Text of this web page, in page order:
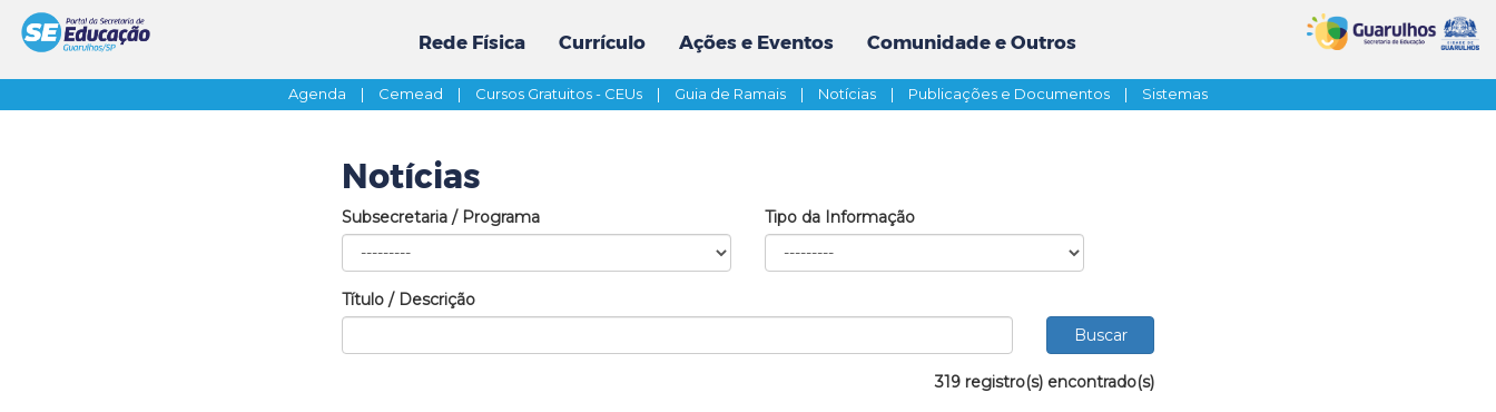
Rede Física Currículo Ações e Eventos Comunidade e Outros
Agenda | Cemead | Cursos Gratuitos - CEUs | Guia de Ramais | Notícias | Publicações e Documentos | Sistemas
Notícias
Subsecretaria / Programa Tipo da Informação
Título / Descrição
319 registro(s) encontrado(s)